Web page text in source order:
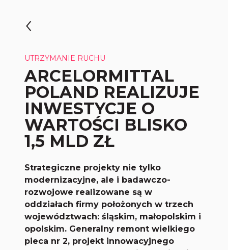
UTRZYMANIE RUCHU
ARCELORMITTAL
POLAND REALIZUJE
INWESTYCJE O
WARTOŚCI BLISKO
1,5 MLD ZŁ
Strategiczne projekty nie tylko
modernizacyjne, ale i badawczo-
rozwojowe realizowane są w
oddziałach firmy położonych w trzech
województwach: śląskim, małopolskim i
opolskim. Generalny remont wielkiego
pieca nr 2, projekt innowacyjnego